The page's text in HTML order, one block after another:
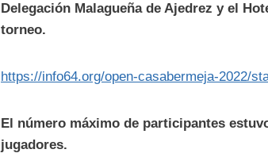
Delegación Malagueña de Ajedrez y el
torneo.
https://info64.org/open-casabermeja-2022/
El número máximo de participantes
jugadores.